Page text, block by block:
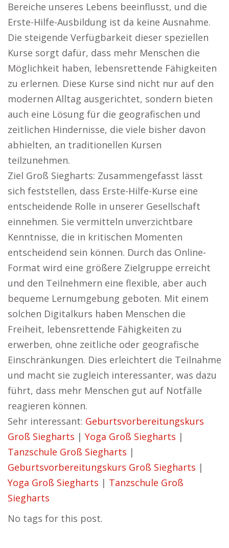
Bereiche unseres Lebens beeinflusst, und die
Erste-Hilfe-Ausbildung ist da keine Ausnahme.
Die steigende Verfügbarkeit dieser speziellen
Kurse sorgt dafür, dass mehr Menschen die
Möglichkeit haben, lebensrettende Fähigkeiten
zu erlernen. Diese Kurse sind nicht nur auf den
modernen Alltag ausgerichtet, sondern bieten
auch eine Lösung für die geografischen und
zeitlichen Hindernisse, die viele bisher davon
abhielten, an traditionellen Kursen
teilzunehmen.
Ziel Groß Siegharts: Zusammengefasst lässt
sich feststellen, dass Erste-Hilfe-Kurse eine
entscheidende Rolle in unserer Gesellschaft
einnehmen. Sie vermitteln unverzichtbare
Kenntnisse, die in kritischen Momenten
entscheidend sein können. Durch das Online-
Format wird eine größere Zielgruppe erreicht
und den Teilnehmern eine flexible, aber auch
bequeme Lernumgebung geboten. Mit einem
solchen Digitalkurs haben Menschen die
Freiheit, lebensrettende Fähigkeiten zu
erwerben, ohne zeitliche oder geografische
Einschränkungen. Dies erleichtert die Teilnahme
und macht sie zugleich interessanter, was dazu
führt, dass mehr Menschen gut auf Notfälle
reagieren können.
Sehr interessant: Geburtsvorbereitungskurs
Groß Siegharts | Yoga Groß Siegharts |
Tanzschule Groß Siegharts |
Geburtsvorbereitungskurs Groß Siegharts |
Yoga Groß Siegharts | Tanzschule Groß
Siegharts
No tags for this post.